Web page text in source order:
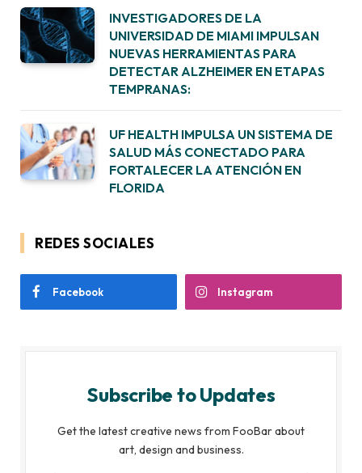
INVESTIGADORES DE LA
UNIVERSIDAD DE MIAMI IMPULSAN
NUEVAS HERRAMIENTAS PARA
DETECTAR ALZHEIMER EN ETAPAS
TEMPRANAS:
UF HEALTH IMPULSA UN SISTEMA DE
SALUD MÁS CONECTADO PARA
FORTALECER LA ATENCIÓN EN
FLORIDA
REDES SOCIALES
Facebook Instagram
Subscribe to Updates
Get the latest creative news from FooBar about
art, design and business.